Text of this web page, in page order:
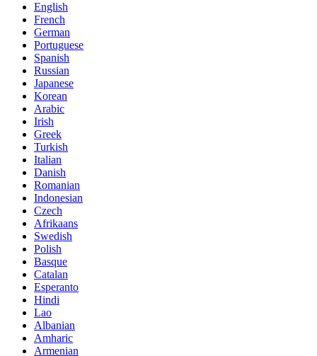
English
French
German
Portuguese
Spanish
Russian
Japanese
Korean
Arabic
Irish
Greek
Turkish
Italian
Danish
Romanian
Indonesian
Czech
Afrikaans
Swedish
Polish
Basque
Catalan
Esperanto
Hindi
Lao
Albanian
Amharic
Armenian